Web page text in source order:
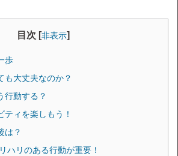
目次 [非表示]
歩
も大丈夫なのか？
行動する？
ティを楽しもう！
は？
ハリのある行動が重要！